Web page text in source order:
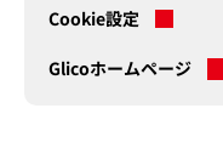
Cookie設定
Glicoホームページ